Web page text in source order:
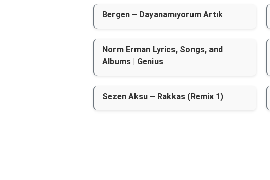
Bergen – Dayanamıyorum Artık
Norm Erman Lyrics, Songs, and
Albums | Genius
Sezen Aksu – Rakkas (Remix 1)